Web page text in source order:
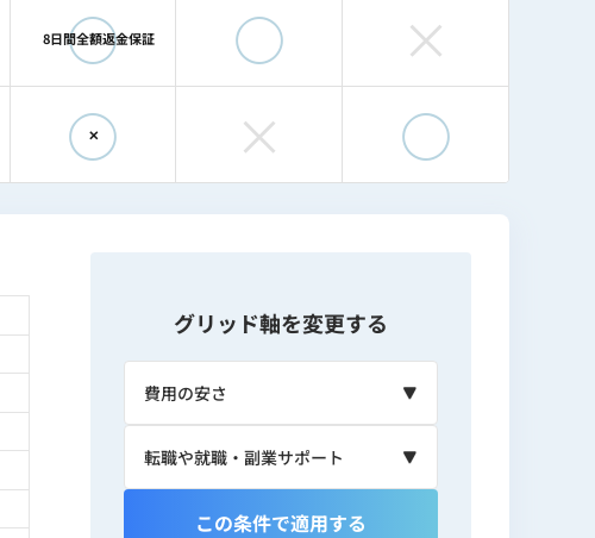
◯
8日間全額返金保証 ◯ ×
◯
✕ × ◯
グリッド軸を変更する
この条件で適用する